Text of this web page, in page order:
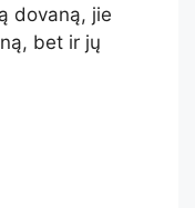
dovaną, jie
bet ir jų